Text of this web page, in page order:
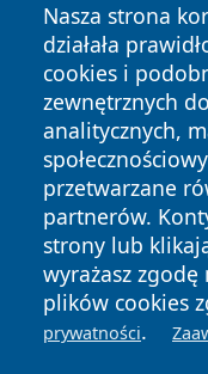
Nasza strona
działała
cookies i
zewnętrznych
analitycznych,
przetwarzane
partnerów.
strony lub
wyrażasz
plików cookies
prywatności.
Copyright © 2026
zastrzeżone.
News Autorzy